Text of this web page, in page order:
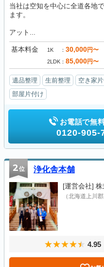
当社は空知を中心に全道各地
ます。
アット...
基本料金 1K 30,000円〜
2LDK 85,000円〜
遺品整理 生前整理 空き家
部屋片付け
お電話で無
0120-905-
2位 浄化舎本舗
[運営会社] 株
（北海道上川
4.95